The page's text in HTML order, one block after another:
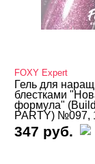
FOXY Expert
Гель для
блестками
формула"
PARTY) №097,
347 руб.